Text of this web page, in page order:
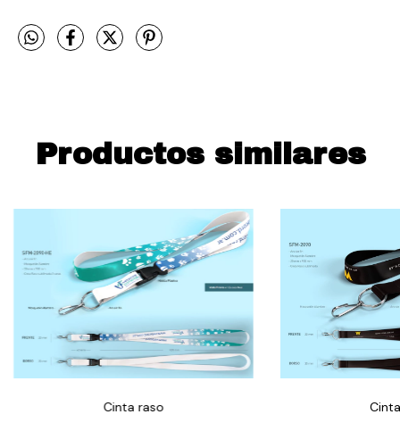
Productos similares
Cinta raso